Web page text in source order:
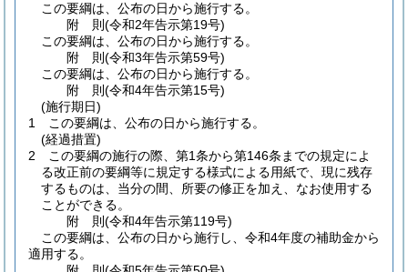
この要綱は、公布の日から施行する。
附 則(令和2年告示第19号)
この要綱は、公布の日から施行する。
附 則(令和3年告示第59号)
この要綱は、公布の日から施行する。
附 則(令和4年告示第15号)
(施行期日)
1
この要綱は、公布の日から施行する。
(経過措置)
2
この要綱の施行の際、第1条から第146条までの規定によ
る改正前の要綱等に規定する様式による用紙で、現に残存
するものは、当分の間、所要の修正を加え、なお使用する
ことができる。
附 則(令和4年告示第119号)
この要綱は、公布の日から施行し、令和4年度の補助金から
適用する。